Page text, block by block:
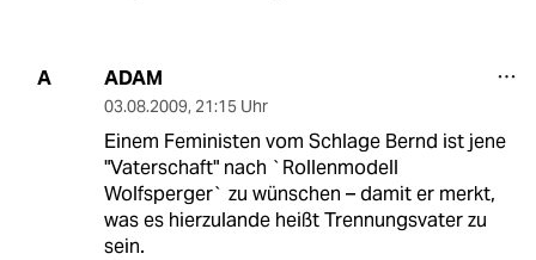
A ADAM
03.08.2009, 21:15 Uhr
Einem Feministen vom Schlage Bernd ist jene
"Vaterschaft" nach `Rollenmodell
Wolfsperger` zu wünschen – damit er merkt,
was es hierzulande heißt Trennungsvater zu
sein.